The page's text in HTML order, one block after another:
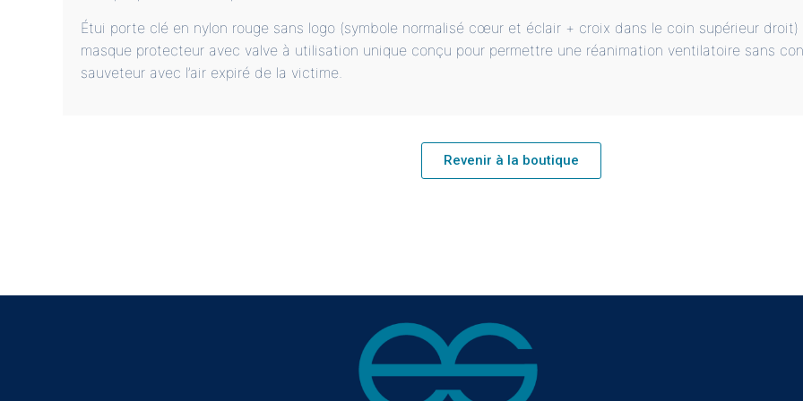
Étui porte clé en nylon rouge sans logo (symbole normalisé cœur et éclair + croix dans le coin supérieur
masque protecteur avec valve à utilisation unique conçu pour permettre une réanimation ventilatoire sans
sauveteur avec l’air expiré de la victime.
Revenir à la boutique